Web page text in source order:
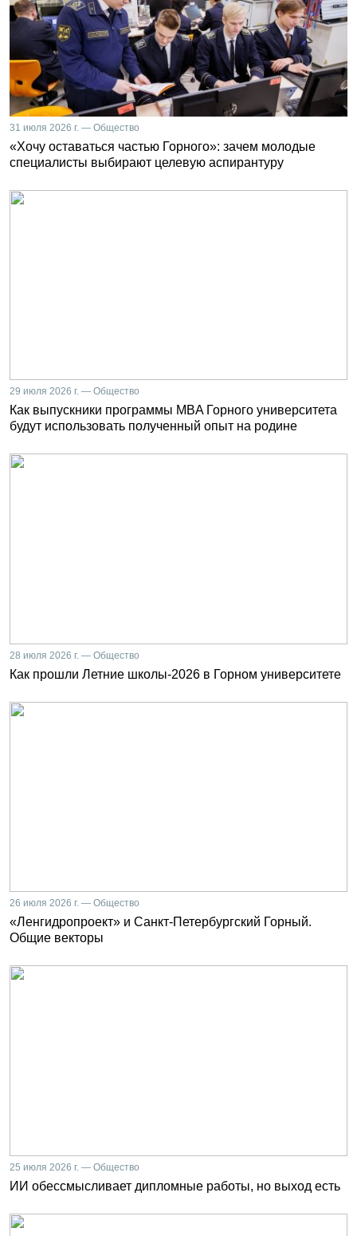
31 июля 2026 г. — Общество
«Хочу оставаться частью Горного»: зачем молодые
специалисты выбирают целевую аспирантуру
29 июля 2026 г. — Общество
Как выпускники программы MBA Горного университета
будут использовать полученный опыт на родине
28 июля 2026 г. — Общество
Как прошли Летние школы-2026 в Горном университете
26 июля 2026 г. — Общество
«Ленгидропроект» и Санкт-Петербургский Горный.
Общие векторы
25 июля 2026 г. — Общество
ИИ обессмысливает дипломные работы, но выход есть